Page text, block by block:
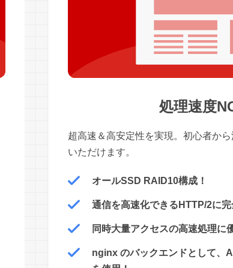
処理速度
超高速＆高安定性を実現。初心者か
いただけます。
オールSSD RAID10構成！
通信を高速化できるHTTP/2に完
同時大量アクセスの高速処理に
nginx のバックエンドとして、